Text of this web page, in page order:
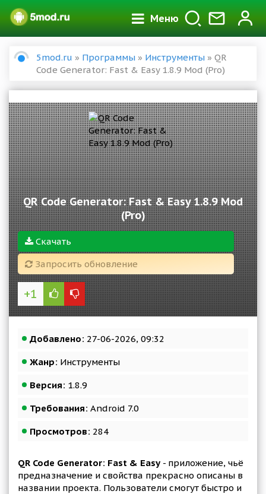
Меню
5mod.ru » Программы » Инструменты » QR
Code Generator: Fast & Easy 1.8.9 Mod (Pro)
QR Code Generator: Fast & Easy 1.8.9 Mod
(Pro)
Скачать
Запросить обновление
+1
Добавлено: 27-06-2026, 09:32
Жанр: Инструменты
Версия: 1.8.9
Требования: Android 7.0
Просмотров: 284
QR Code Generator: Fast & Easy - приложение, чьё
предназначение и свойства прекрасно описаны в
названии проекта. Пользователи смогут быстро и